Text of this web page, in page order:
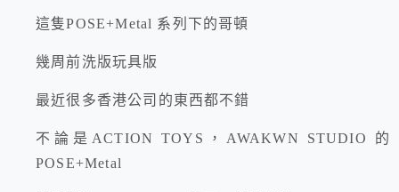
這隻POSE+Metal 系列下的哥頓
幾周前洗版玩具版
最近很多香港公司的東西都不錯
不論是ACTION TOYS，AWAKWN STUDIO 的
POSE+Metal